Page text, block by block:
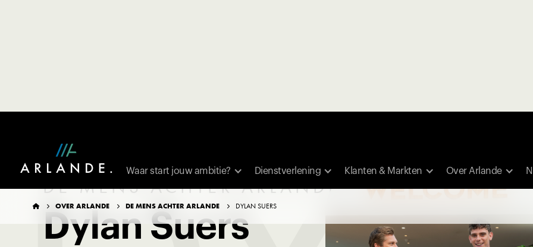
Waar start jouw ambitie? Dienstverlening Klanten & Markten Over Arlande
  OVER ARLANDE  DE MENS ACHTER ARLANDE  DYLAN SUERS
DE MENS ACHTER ARLANDE
Dylan Suers